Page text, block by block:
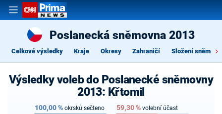
Poslanecká sněmovna 2013
Celkové výsledky Kraje Okresy Zahraničí Složení
Výsledky voleb do Poslanecké sněmovny
2013: Křtomil
100,00% okrsků sečteno 59,30% volební účast